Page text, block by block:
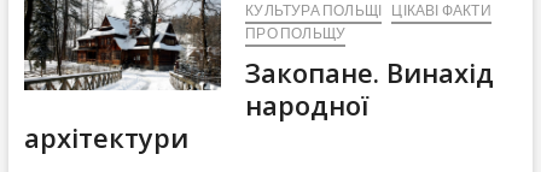
B
t
t
КУЛЬТУРА ПОЛЬЩІ ЦІКАВІ ФАКТИ
ПРО ПОЛЬЩУ
Закопане. Винахід
народної
архітектури